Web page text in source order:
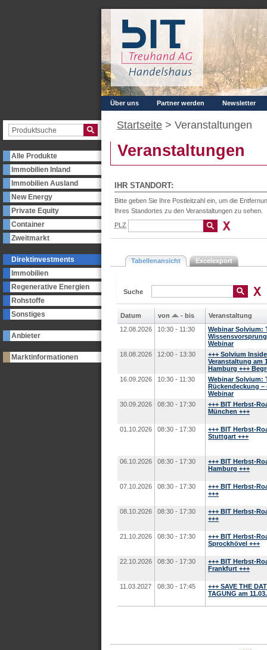
Alle Produkte
Immobilien Inland
Immobilien Ausland
New Energy
Private Equity
Container
Zweitmarkt
Direktinvestments
Immobilien
Regenerative Energien
Rohstoffe
Sonstiges
Anbieter
Marktinformationen
Über uns Partner werden Newsletter
Startseite > Veranstaltungen
Veranstaltungen
IHR STANDORT:
Bitte geben Sie Ihre Postleitzahl ein, um die
Ihres Standortes zu den Veranstaltungen zu sehen.
PLZ
Tabellenansicht Excelexport
Suche
Datum von -bis
Veranstaltung
12.08.2026
10:30 - 11:30
Webinar Solvium:
Webinar
18.08.2026
12:00 - 13:30
+++ Solvium
Veranstaltung am
Hamburg +++
16.09.2026
10:30 - 11:30
Webinar Solvium:
Rückendeckung –
Webinar
30.09.2026
08:30 - 17:30
+++ BIT Herbst-
München +++
01.10.2026 08:30 - 17:30
+++ BIT Herbst-
Stuttgart +++
06.10.2026 08:30 - 17:30
+++ BIT Herbst-
Hamburg +++
07.10.2026 08:30 - 17:30
+++ BIT Herbst-
+++
08.10.2026 08:30 - 17:30
+++ BIT Herbst-
+++
21.10.2026 08:30 - 17:30
+++ BIT Herbst-
Sprockhövel +++
22.10.2026 08:30 - 17:30
+++ BIT Herbst-
Frankfurt +++
11.03.2027 08:30 - 17:45
+++ SAVE THE
TAGUNG am